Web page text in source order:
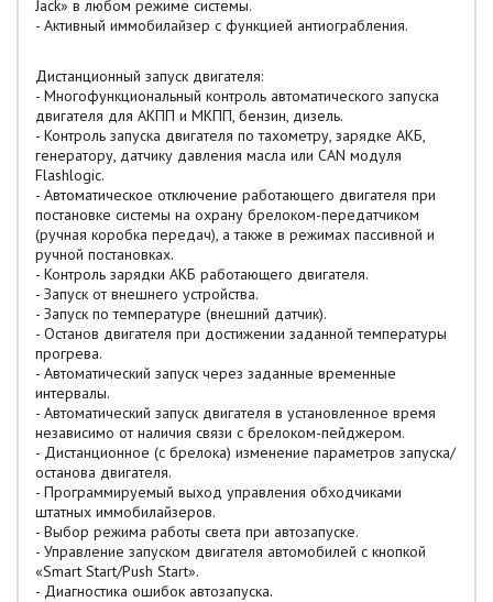
Jack» в любом режиме системы.
- Активный иммобилайзер с функцией антиограбления.
Дистанционный запуск двигателя:
- Многофункциональный контроль автоматического запуска
двигателя для АКПП и МКПП, бензин, дизель.
- Контроль запуска двигателя по тахометру, зарядке АКБ,
генератору, датчику давления масла или CAN модуля
Flashlogic.
- Автоматическое отключение работающего двигателя при
постановке системы на охрану брелоком-передатчиком
(ручная коробка передач), а также в режимах пассивной и
ручной постановках.
- Контроль зарядки АКБ работающего двигателя.
- Запуск от внешнего устройства.
- Запуск по температуре (внешний датчик).
- Останов двигателя при достижении заданной температуры
прогрева.
- Автоматический запуск через заданные временные
интервалы.
- Автоматический запуск двигателя в установленное время
независимо от наличия связи с брелоком-пейджером.
- Дистанционное (с брелока) изменение параметров запуска/
останова двигателя.
- Программируемый выход управления обходчиками
штатных иммобилайзеров.
- Выбор режима работы света при автозапуске.
- Управление запуском двигателя автомобилей с кнопкой
«Smart Start/Push Start».
- Диагностика ошибок автозапуска.